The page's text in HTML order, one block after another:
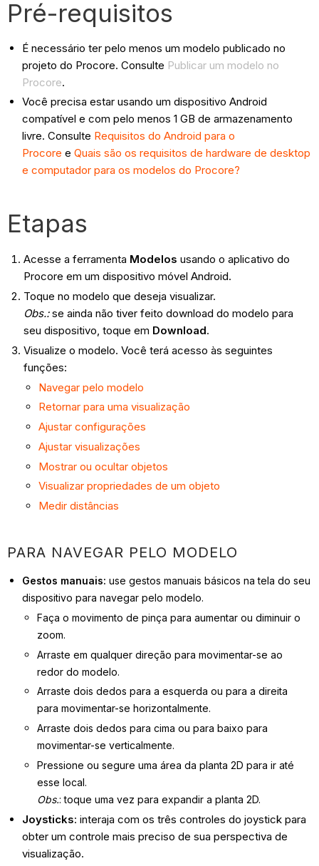
Pré-requisitos
É necessário ter pelo menos um modelo publicado no
projeto do Procore. Consulte Publicar um modelo no
Procore.
Você precisa estar usando um dispositivo Android
compatível e com pelo menos 1 GB de armazenamento
livre. Consulte Requisitos do Android para o
Procore eQuais são os requisitos de hardware de desktop
e computador para os modelos do Procore?
Etapas
Acesse a ferramenta Modelos usando o aplicativo do
Procore em um dispositivo móvel Android.
Toque no modelo que deseja visualizar.
Obs.:se ainda não tiver feito download do modelo para
seu dispositivo, toque em Download.
Visualize o modelo. Você terá acesso às seguintes
funções:
Navegar pelo modelo
Retornar para uma visualização
Ajustar configurações
Ajustar visualizações
Mostrar ou ocultar objetos
Visualizar propriedades de um objeto
Medir distâncias
PARA NAVEGAR PELO MODELO
Gestos manuais:use gestos manuais básicos na tela do seu
dispositivo para navegar pelo modelo.
Faça o movimento de pinça para aumentar ou diminuir o
zoom.
Arraste em qualquer direção para movimentar-se ao
redor do modelo.
Arraste dois dedos para a esquerda ou para a direita
para movimentar-se horizontalmente.
Arraste dois dedos para cima ou para baixo para
movimentar-se verticalmente.
Pressione ou segure uma área da planta 2D para ir até
esse local.
Obs.: toque uma vez para expandir a planta 2D.
Joysticks: interaja com os três controles do joystick para
obter um controle mais preciso de sua perspectiva de
visualização.